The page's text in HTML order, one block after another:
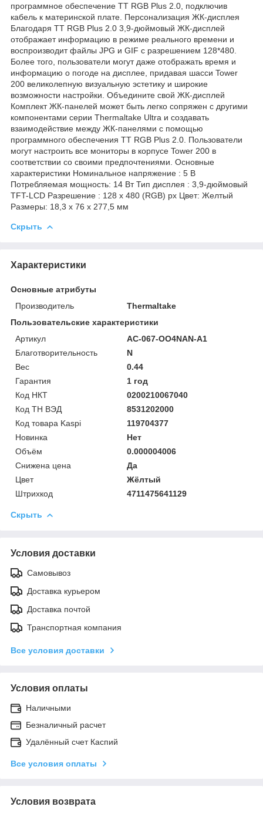
программное обеспечение TT RGB Plus 2.0, подключив
кабель к материнской плате. Персонализация ЖК-дисплея
Благодаря TT RGB Plus 2.0 3,9-дюймовый ЖК-дисплей
отображает информацию в режиме реального времени и
воспроизводит файлы JPG и GIF с разрешением 128*480.
Более того, пользователи могут даже отображать время и
информацию о погоде на дисплее, придавая шасси Tower
200 великолепную визуальную эстетику и широкие
возможности настройки. Объедините свой ЖК-дисплей
Комплект ЖК-панелей может быть легко сопряжен с другими
компонентами серии Thermaltake Ultra и создавать
взаимодействие между ЖК-панелями с помощью
программного обеспечения TT RGB Plus 2.0. Пользователи
могут настроить все мониторы в корпусе Tower 200 в
соответствии со своими предпочтениями. Основные
характеристики Номинальное напряжение : 5 В
Потребляемая мощность: 14 Вт Тип дисплея : 3,9-дюймовый
TFT-LCD Разрешение : 128 x 480 (RGB) px Цвет: Желтый
Размеры: 18,3 x 76 x 277,5 мм
Скрыть
Характеристики
Основные атрибуты
Производитель
Thermaltake
Пользовательские характеристики
Артикул
AC-067-OO4NAN-A1
Благотворительность
N
Вес
0.44
Гарантия
1 год
Код НКТ
0200210067040
Код ТН ВЭД
8531202000
Код товара Kaspi
119704377
Новинка
Нет
Объём
0.000004006
Снижена цена
Да
Цвет
Жёлтый
Штрихкод
4711475641129
Скрыть
Условия доставки
Самовывоз
Доставка курьером
Доставка почтой
Транспортная компания
Все условия доставки
Условия оплаты
Наличными
Безналичный расчет
Удалённый счет Каспий
Все условия оплаты
Условия возврата